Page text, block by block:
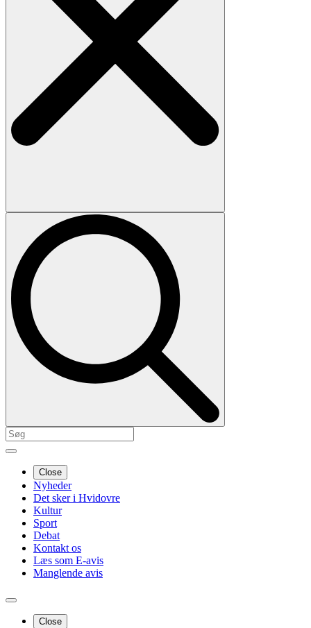
Close
Nyheder
Det sker i Hvidovre
Kultur
Sport
Debat
Kontakt os
Læs som E-avis
Manglende avis
Close